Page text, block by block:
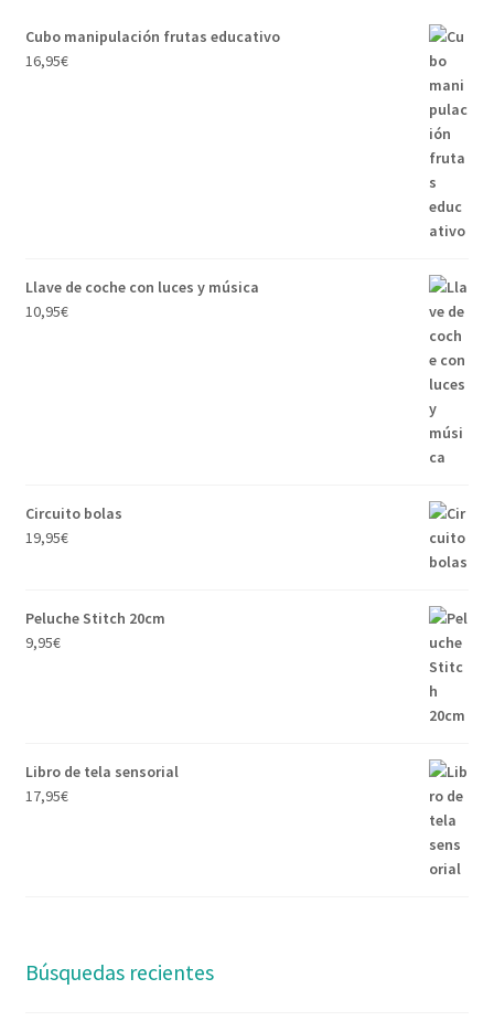
Cubo manipulación frutas educativo
16,95€
Llave de coche con luces y música
10,95€
Circuito bolas
19,95€
Peluche Stitch 20cm
9,95€
Libro de tela sensorial
17,95€
Búsquedas recientes